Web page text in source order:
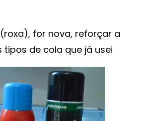
for nova, reforçar a
tipos de cola que já usei